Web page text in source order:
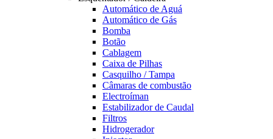
Automático de Aguá
Automático de Gás
Bomba
Botão
Cablagem
Caixa de Pilhas
Casquilho / Tampa
Câmaras de combustão
Electroíman
Estabilizador de Caudal
Filtros
Hidrogerador